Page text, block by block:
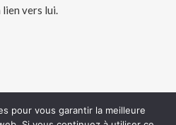
vers lui.
pour vous garantir la meilleure